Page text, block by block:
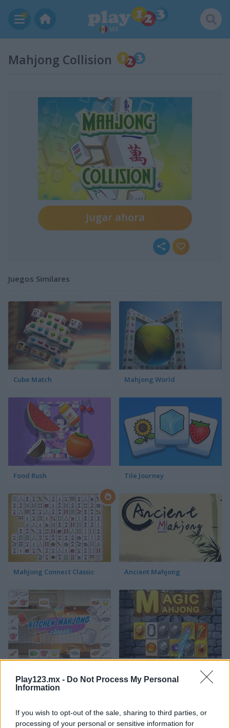
Play123.mx - Do Not Process My Personal
Information
If you wish to opt-out of the sale, sharing to third parties, or
processing of your personal or sensitive information for
MX
Mahjong Collision
Jugar ahora
Juegos Similares
Cube Match Mahjong World
Food Rush Tile Journey
Mahjong Connect Classic Ancient Mahjong